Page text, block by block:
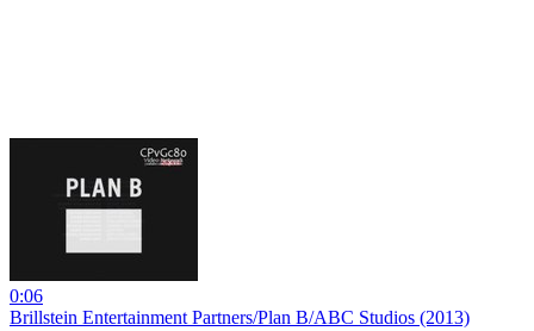
0:06
Brillstein Entertainment Partners/Plan B/ABC Studios (2013)